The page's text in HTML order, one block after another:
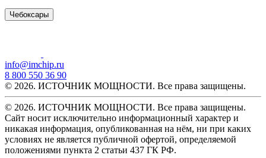
Чебоксары
info@imchip.ru
8 800 550 36 90
© 2026. ИСТОЧНИК МОЩНОСТИ. Все права защищены.
© 2026. ИСТОЧНИК МОЩНОСТИ. Все права защищены.
Сайт носит исключительно информационный характер и
никакая информация, опубликованная на нём, ни при каких
условиях не является публичной офертой, определяемой
положениями пункта 2 статьи 437 ГК РФ.